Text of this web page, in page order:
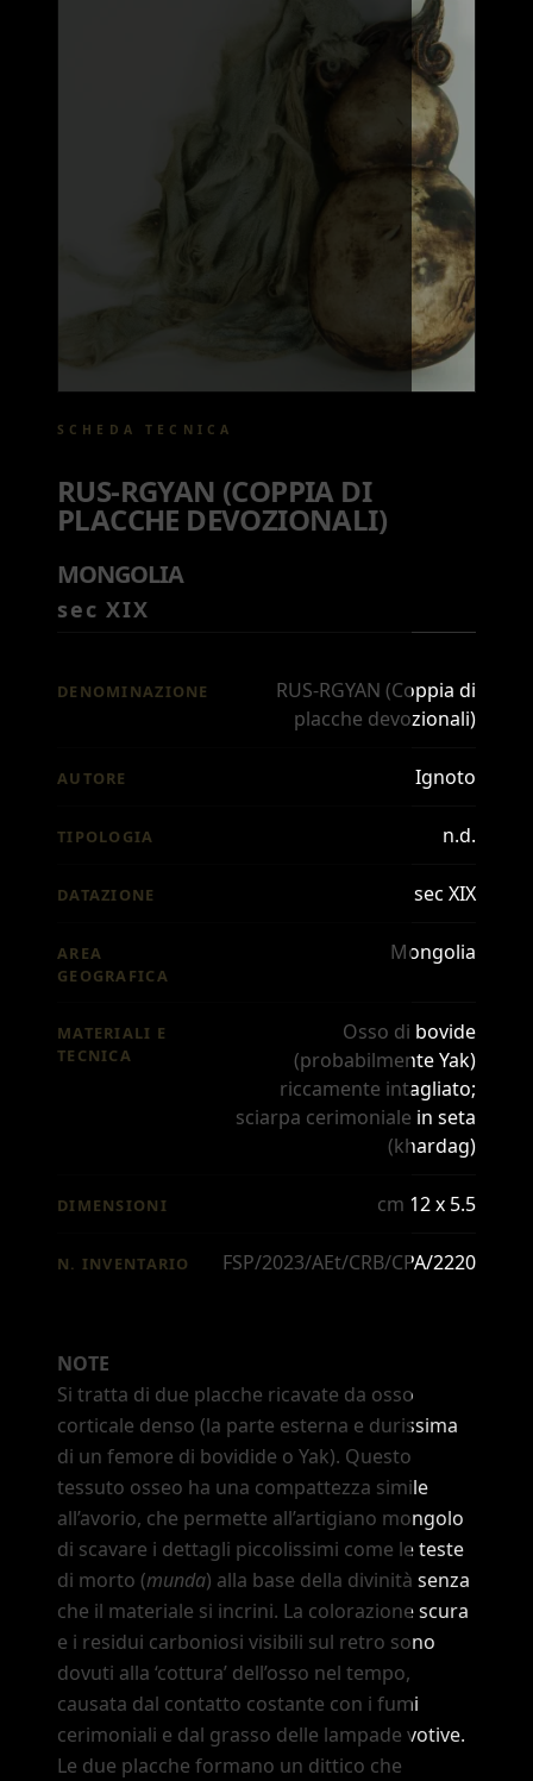
SCHEDA TECNICA
RUS-RGYAN (COPPIA DI
PLACCHE DEVOZIONALI)
MONGOLIA
sec XIX
DENOMINAZIONE
RUS-RGYAN (Coppia di
placche devozionali)
AUTORE Ignoto
TIPOLOGIA n.d.
DATAZIONE sec XIX
AREA
GEOGRAFICA
Mongolia
MATERIALI E
TECNICA
Osso di bovide
(probabilmente Yak)
riccamente intagliato;
sciarpa cerimoniale in seta
(khardag)
DIMENSIONI cm 12 x 5.5
N. INVENTARIO FSP/2023/AEt/CRB/CPA/2220
NOTE
Si tratta di due placche ricavate da osso
corticale denso (la parte esterna e durissima
di un femore di bovidide o Yak). Questo
tessuto osseo ha una compattezza simile
all’avorio, che permette all’artigiano mongolo
di scavare i dettagli piccolissimi come le teste
di morto (munda) alla base della divinità senza
che il materiale si incrini. La colorazione scura
e i residui carboniosi visibili sul retro sono
dovuti alla ‘cottura’ dell’osso nel tempo,
causata dal contatto costante con i fumi
cerimoniali e dal grasso delle lampade votive.
Le due placche formano un dittico che